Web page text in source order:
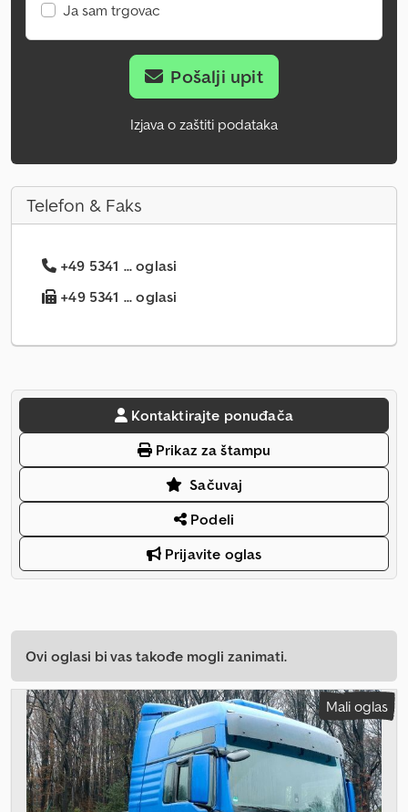
Ja sam trgovac
Pošalji upit
Izjava o zaštiti podataka
Telefon & Faks
+49 5341 ... oglasi
+49 5341 ... oglasi
Kontaktirajte ponuđača
Prikaz za štampu
Sačuvaj
Podeli
Prijavite oglas
Ovi oglasi bi vas takođe mogli zanimati.
Mali oglas